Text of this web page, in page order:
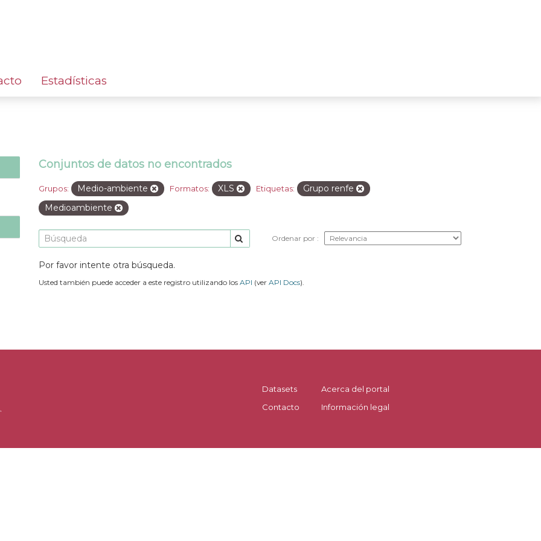
Estadísticas
Conjuntos de datos no encontrados
Grupos: Medio-ambiente Formatos: XLS Etiquetas:
Grupo renfe
Medioambiente
Ordenar por
Por favor intente otra búsqueda.
Usted también puede acceder a este registro utilizando los API (ver API Docs).
Datasets
Contacto
Acerca del portal
Información legal